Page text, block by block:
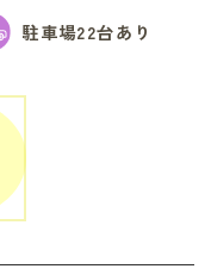
駐車場22台あり